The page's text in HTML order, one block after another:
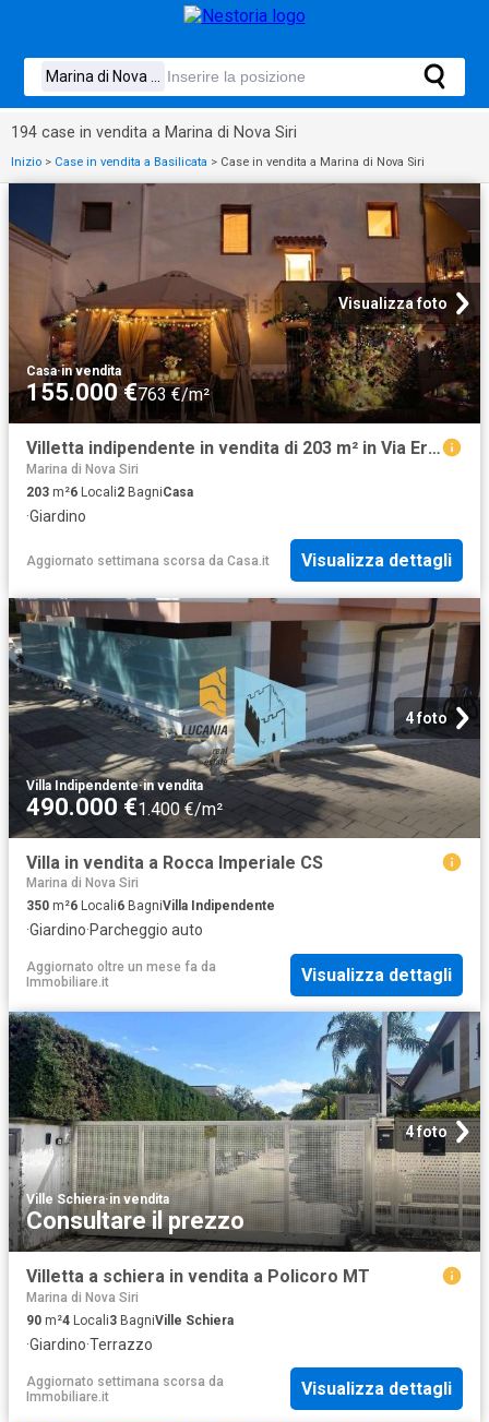
194 case in vendita a Marina di Nova Siri
Inizio > Case in vendita a Basilicata > Case in vendita a Marina di Nova Siri
Visualizza foto
Casa·in vendita
155.000 €763 €/m²
Villetta indipendente in vendita di 203 m² in Via Eraclea
Marina di Nova Siri
203 m²6 Locali2 BagniCasa
·Giardino
Aggiornato settimana scorsa da Casa.it Visualizza dettagli
4 foto
Villa Indipendente·in vendita
490.000 €1.400 €/m²
Villa in vendita a Rocca Imperiale CS
Marina di Nova Siri
350 m²6 Locali6 BagniVilla Indipendente
·Giardino·Parcheggio auto
Aggiornato oltre un mese fa da
Immobiliare.it
Visualizza dettagli
4 foto
Ville Schiera·in vendita
Consultare il prezzo
Villetta a schiera in vendita a Policoro MT
Marina di Nova Siri
90 m²4 Locali3 BagniVille Schiera
·Giardino·Terrazzo
Aggiornato settimana scorsa da
Immobiliare.it
Visualizza dettagli